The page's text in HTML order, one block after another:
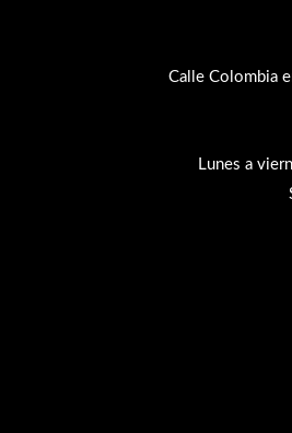
Calle Colombia
Lunes a